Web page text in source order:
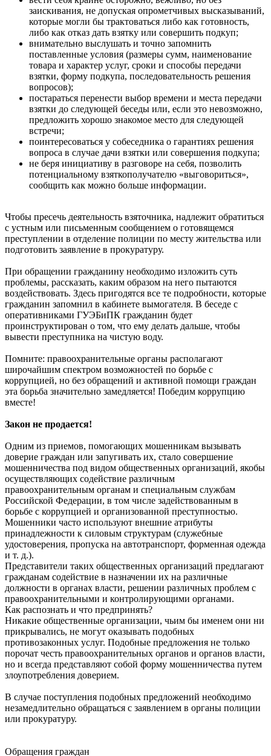
заискивания, не допуская опрометчивых высказываний,
которые могли бы трактоваться либо как готовность,
либо как отказ дать взятку или совершить подкуп;
внимательно выслушать и точно запомнить
поставленные условия (размеры сумм, наименование
товара и характер услуг, сроки и способы передачи
взятки, форму подкупа, последовательность решения
вопросов);
постараться перенести выбор времени и места передачи
взятки до следующей беседы или, если это невозможно,
предложить хорошо знакомое место для следующей
встречи;
поинтересоваться у собеседника о гарантиях решения
вопроса в случае дачи взятки или совершения подкупа;
не беря инициативу в разговоре на себя, позволить
потенциальному взяткополучателю «выговориться»,
сообщить как можно больше информации.
Чтобы пресечь деятельность взяточника, надлежит обратиться
с устным или письменным сообщением о готовящемся
преступлении в отделение полиции по месту жительства или
подготовить заявление в прокуратуру.
При обращении гражданину необходимо изложить суть
проблемы, рассказать, каким образом на него пытаются
воздействовать. Здесь пригодятся все те подробности, которые
гражданин запомнил в кабинете вымогателя. В беседе с
оперативниками ГУЭБиПК гражданин будет
проинструктирован о том, что ему делать дальше, чтобы
вывести преступника на чистую воду.
Помните: правоохранительные органы располагают
широчайшим спектром возможностей по борьбе с
коррупцией, но без обращений и активной помощи граждан
эта борьба значительно замедляется! Победим коррупцию
вместе!
Закон не продается!
Одним из приемов, помогающих мошенникам вызывать
доверие граждан или запугивать их, стало совершение
мошенничества под видом общественных организаций, якобы
осуществляющих содействие различным
правоохранительным органам и специальным службам
Российской Федерации, в том числе задействованным в
борьбе с коррупцией и организованной преступностью.
Мошенники часто используют внешние атрибуты
принадлежности к силовым структурам (служебные
удостоверения, пропуска на автотранспорт, форменная одежда
и т. д.).
Представители таких общественных организаций предлагают
гражданам содействие в назначении их на различные
должности в органах власти, решении различных проблем с
правоохранительными и контролирующими органами.
Как распознать и что предпринять?
Никакие общественные организации, чьим бы именем они ни
прикрывались, не могут оказывать подобных
противозаконных услуг. Подобные предложения не только
порочат честь правоохранительных органов и органов власти,
но и всегда представляют собой форму мошенничества путем
злоупотребления доверием.
В случае поступления подобных предложений необходимо
незамедлительно обращаться с заявлением в органы полиции
или прокуратуру.
Обращения граждан